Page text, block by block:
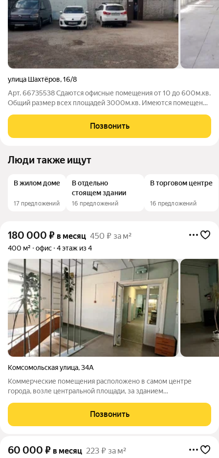
улица Шахтёров,16/8
Арт. 66735538 Сдаются офисные помещения от 10 до 600м.кв.
Общий размер всех площадей 3000м.кв. Имеются помещения
фур. Цена по договоренности, ремонт в счет арендной платы.
Центр города,
Позвонить
Люди также ищут
В жилом доме
17 предложений
В отдельно
стоящем здании
16 предложений
В торговом центре
16 предложений
180 000 ₽ в месяц 450 ₽ за м²
400 м² офис 4 этаж из 4
Комсомольская улица,34А
Коммерческие помещения расположено в самом центре
города, возле центральной площади, за зданием
З этаж имеет два блока 240 кв метров и 360 кв метров. Этаж
полностью 600 кв метров. Стоимость
Позвонить
60 000 ₽ в месяц 223 ₽ за м²